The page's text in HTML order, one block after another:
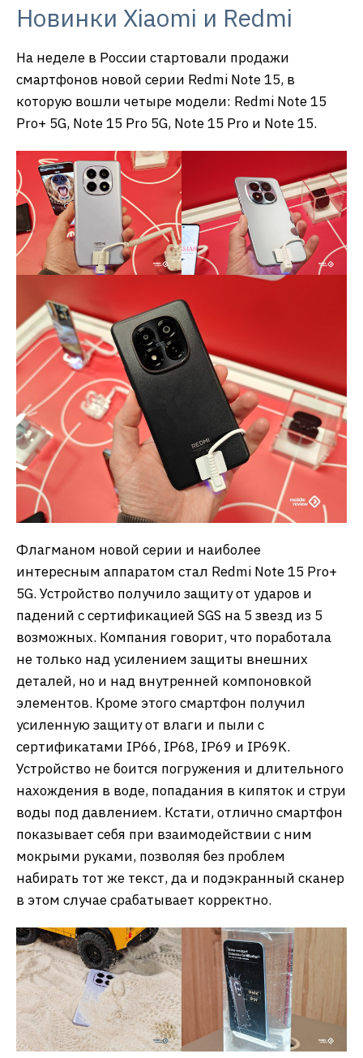
Новинки Xiaomi и Redmi
На неделе в России стартовали продажи
смартфонов новой серии Redmi Note 15, в
которую вошли четыре модели: Redmi Note 15
Pro+ 5G, Note 15 Pro 5G, Note 15 Pro и Note 15.
Флагманом новой серии и наиболее
интересным аппаратом стал Redmi Note 15 Pro+
5G. Устройство получило защиту от ударов и
падений с сертификацией SGS на 5 звезд из 5
возможных. Компания говорит, что поработала
не только над усилением защиты внешних
деталей, но и над внутренней компоновкой
элементов. Кроме этого смартфон получил
усиленную защиту от влаги и пыли с
сертификатами IP66, IP68, IP69 и IP69K.
Устройство не боится погружения и длительного
нахождения в воде, попадания в кипяток и струи
воды под давлением. Кстати, отлично смартфон
показывает себя при взаимодействии с ним
мокрыми руками, позволяя без проблем
набирать тот же текст, да и подэкранный сканер
в этом случае срабатывает корректно.